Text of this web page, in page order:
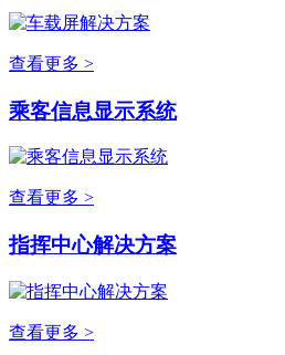
查看更多 >
乘客信息显示系统
查看更多 >
指挥中心解决方案
查看更多 >